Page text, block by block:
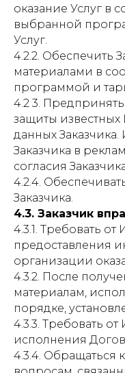
оказание Услуг в
выбранной
Услуг.
4.2.2. Обеспечить
материалами в
программой и
4.2 3.
защиты
данных
Заказчика в
согласия
4.2.4.
Заказчика.
4.3. Заказчик
4.3.1. Требовать от
предоставления
организации
4.3.2. После
материалам,
порядке,
4.3.3. Требовать
исполнения
4.3.4. Обращаться